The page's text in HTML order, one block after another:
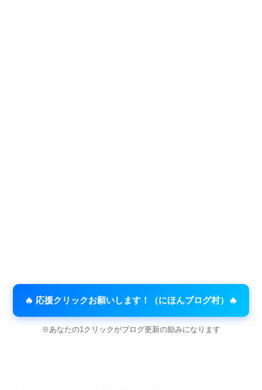
🔥 応援クリックお願いします！（にほんブログ村）🔥
※あなたの1クリックがブログ更新の励みになります